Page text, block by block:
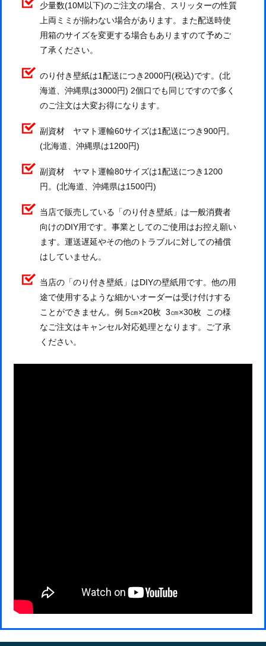
少量数(10M以下)のご注文の場合、スリッターの性質
上両ミミが揃わない場合があります。また配送時使
用箱のサイズを変更する場合もありますのて予めご
了承ください。
のり付き壁紙は1配送につき2000円(税込)です。(北
海道、沖縄県は3000円) 2個口でも同じですので多く
のご注文は大変お得になります。
副資材 ヤマト運輸60サイズは1配送につき900円。
(北海道、沖縄県は1200円)
副資材 ヤマト運輸80サイズは1配送につき1200
円。(北海道、沖縄県は1500円)
当店で販売している「のり付き壁紙」は一般消費者
向けのDIY用です。事業としてのご使用はお控え願い
ます。運送遅延やその他のトラブルに対しての補償
はしていません。
当店の「のり付き壁紙」はDIYの壁紙用です。他の用
途で使用するような細かいオーダーは受け付けする
ことができません。例 5㎝×20枚 3㎝×30枚 この様
なご注文はキャンセル対応処理となります。ご了承
ください。